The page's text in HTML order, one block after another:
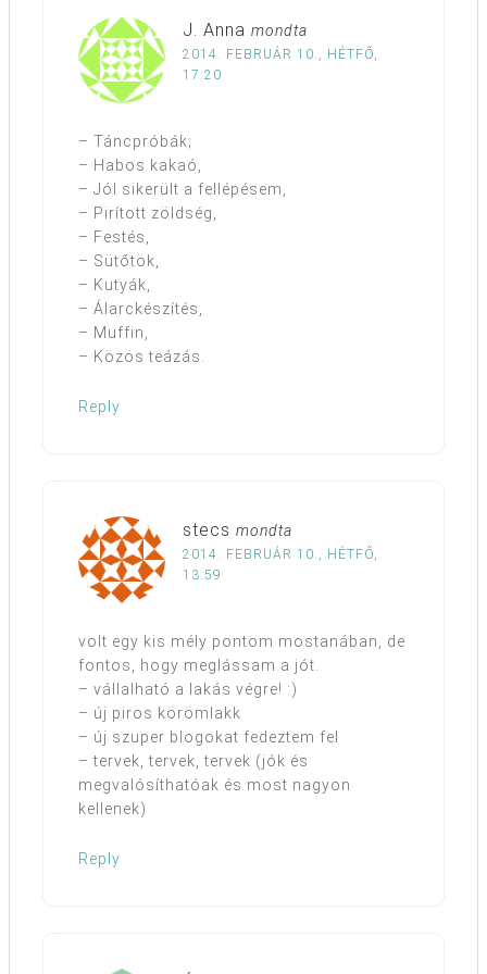
J. Anna mondta
2014. FEBRUÁR 10., HÉTFŐ,
17:20
– Táncpróbák;
– Habos kakaó,
– Jól sikerült a fellépésem,
– Pirított zöldség,
– Festés,
– Sütőtök,
– Kutyák,
– Álarckészítés,
– Muffin,
– Közös teázás.
Reply
stecs mondta
2014. FEBRUÁR 10., HÉTFŐ,
13:59
volt egy kis mély pontom mostanában, de
fontos, hogy meglássam a jót.
– vállalható a lakás végre! :)
– új piros körömlakk
– új szuper blogokat fedeztem fel
– tervek, tervek, tervek (jók és
megvalósíthatóak és most nagyon
kellenek)
Reply